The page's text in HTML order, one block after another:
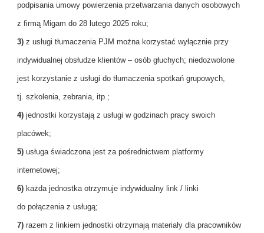
podpisania umowy powierzenia przetwarzania danych osobowych
z firmą Migam do 28 lutego 2025 roku;
3) z usługi tłumaczenia PJM można korzystać wyłącznie przy
indywidualnej obsłudze klientów – osób głuchych; niedozwolone
jest korzystanie z usługi do tłumaczenia spotkań grupowych,
tj. szkolenia, zebrania, itp.;
4) jednostki korzystają z usługi w godzinach pracy swoich
placówek;
5) usługa świadczona jest za pośrednictwem platformy
internetowej;
6) każda jednostka otrzymuje indywidualny link / linki
do połączenia z usługą;
7) razem z linkiem jednostki otrzymają materiały dla pracowników